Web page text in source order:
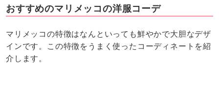
おすすめのマリメッコの洋服コーデ
マリメッコの特徴はなんといっても鮮やかで大胆なデザ
インです。この特徴をうまく使ったコーディネートを紹
介します。